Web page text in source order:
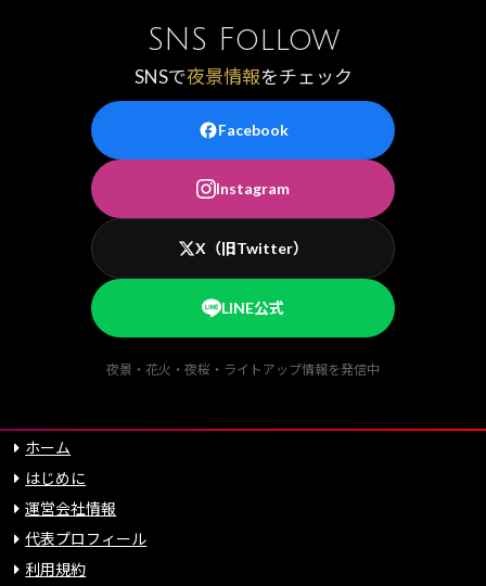
SNS Follow
SNSで夜景情報をチェック
Facebook
Instagram
X（旧Twitter）
LINE公式
夜景・花火・夜桜・ライトアップ情報を発信中
ホーム
はじめに
運営会社情報
代表プロフィール
利用規約